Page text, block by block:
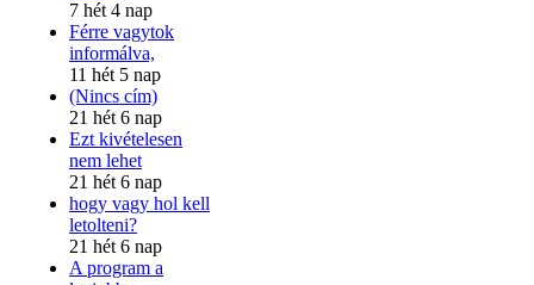
7 hét 4 nap
Férre vagytok
informálva,
11 hét 5 nap
(Nincs cím)
21 hét 6 nap
Ezt kivételesen
nem lehet
21 hét 6 nap
hogy vagy hol kell
letolteni?
21 hét 6 nap
A program a